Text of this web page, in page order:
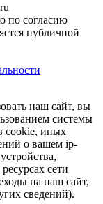
по согласию
публичной
наш cайт, вы
системы
cookie, иных
о вашем ip-
сети
на наш сайт,
сведений).